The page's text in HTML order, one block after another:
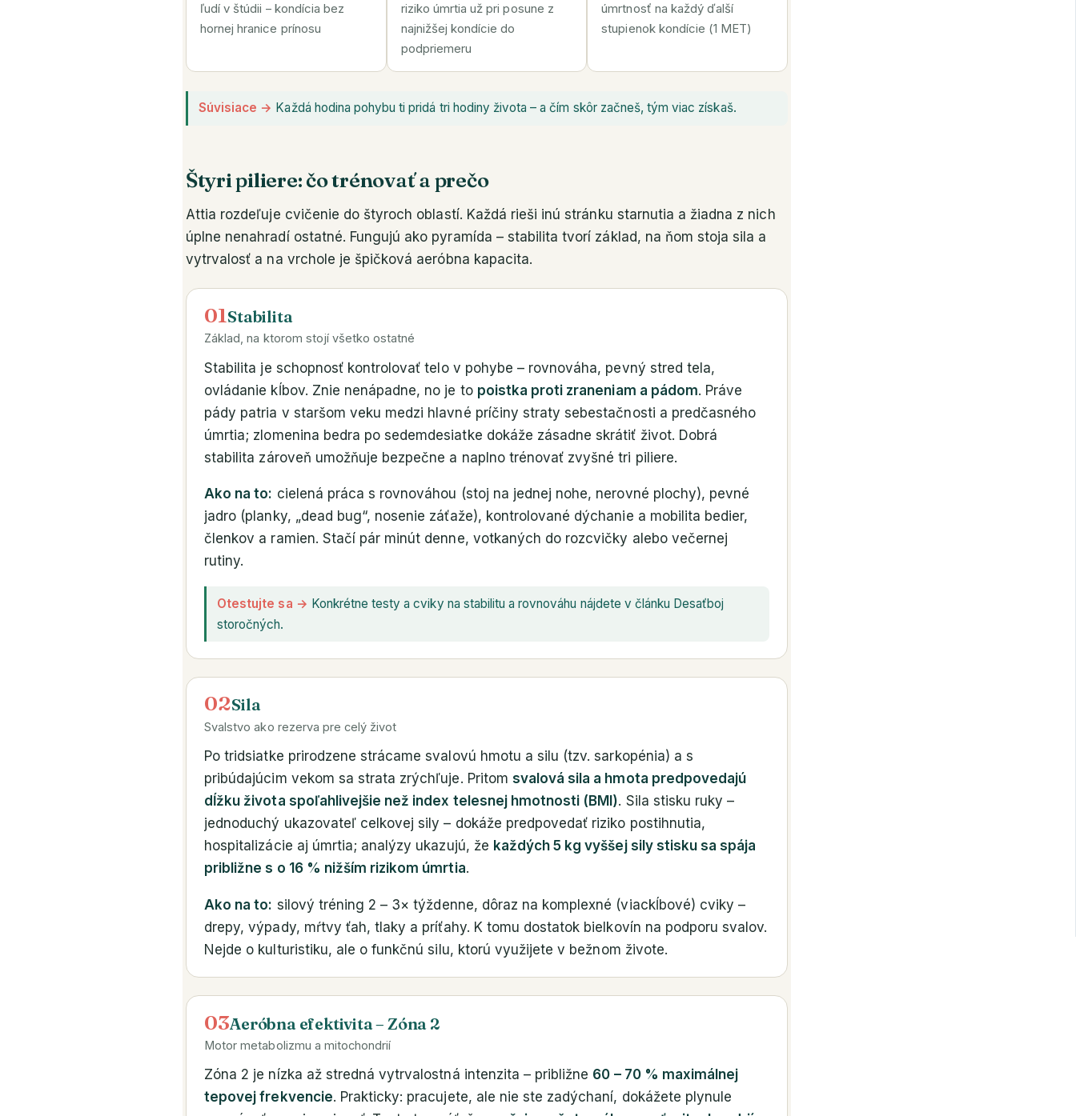
ľudí v štúdii – kondícia bez
hornej hranice prínosu
riziko úmrtia už pri posune z
najnižšej kondície do
podpriemeru
úmrtnosť na každý ďalší
stupienok kondície (1 MET)
Súvisiace → Každá hodina pohybu ti pridá tri hodiny života – a čím skôr začneš, tým viac získaš.
Štyri piliere: čo trénovať a prečo
Attia rozdeľuje cvičenie do štyroch oblastí. Každá rieši inú stránku starnutia a žiadna z nich
úplne nenahradí ostatné. Fungujú ako pyramída – stabilita tvorí základ, na ňom stoja sila a
vytrvalosť a na vrchole je špičková aeróbna kapacita.
01Stabilita
Základ, na ktorom stojí všetko ostatné
Stabilita je schopnosť kontrolovať telo v pohybe – rovnováha, pevný stred tela,
ovládanie kĺbov. Znie nenápadne, no je to poistka proti zraneniam a pádom. Práve
pády patria v staršom veku medzi hlavné príčiny straty sebestačnosti a predčasného
úmrtia; zlomenina bedra po sedemdesiatke dokáže zásadne skrátiť život. Dobrá
stabilita zároveň umožňuje bezpečne a naplno trénovať zvyšné tri piliere.
Ako na to: cielená práca s rovnováhou (stoj na jednej nohe, nerovné plochy), pevné
jadro (planky, „dead bug“, nosenie záťaže), kontrolované dýchanie a mobilita bedier,
členkov a ramien. Stačí pár minút denne, votkaných do rozcvičky alebo večernej
rutiny.
Otestujte sa → Konkrétne testy a cviky na stabilitu a rovnováhu nájdete v článku Desaťboj
storočných.
02Sila
Svalstvo ako rezerva pre celý život
Po tridsiatke prirodzene strácame svalovú hmotu a silu (tzv. sarkopénia) a s
pribúdajúcim vekom sa strata zrýchľuje. Pritom svalová sila a hmota predpovedajú
dĺžku života spoľahlivejšie než index telesnej hmotnosti (BMI). Sila stisku ruky –
jednoduchý ukazovateľ celkovej sily – dokáže predpovedať riziko postihnutia,
hospitalizácie aj úmrtia; analýzy ukazujú, že každých 5 kg vyššej sily stisku sa spája
približne s o 16 % nižším rizikom úmrtia.
Ako na to: silový tréning 2 – 3× týždenne, dôraz na komplexné (viackĺbové) cviky –
drepy, výpady, mŕtvy ťah, tlaky a príťahy. K tomu dostatok bielkovín na podporu svalov.
Nejde o kulturistiku, ale o funkčnú silu, ktorú využijete v bežnom živote.
03Aeróbna efektivita – Zóna 2
Motor metabolizmu a mitochondrií
Zóna 2 je nízka až stredná vytrvalostná intenzita – približne 60 – 70 % maximálnej
tepovej frekvencie. Prakticky: pracujete, ale nie ste zadýchaní, dokážete plynule